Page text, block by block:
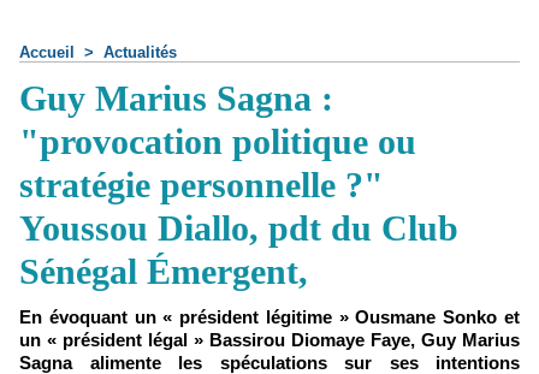
Accueil > Actualités
Guy Marius Sagna :
"provocation politique ou
stratégie personnelle ?"
Youssou Diallo, pdt du Club
Sénégal Émergent,
En évoquant un « président légitime » Ousmane Sonko et
un « président légal » Bassirou Diomaye Faye, Guy Marius
Sagna alimente les spéculations sur ses intentions